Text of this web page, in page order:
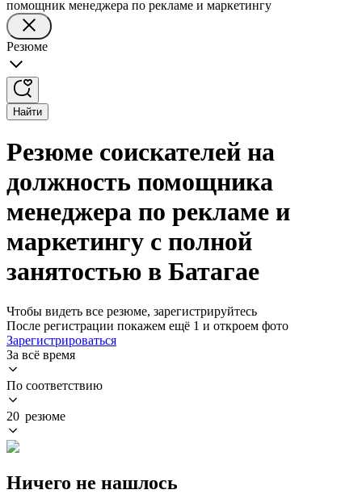
помощник менеджера по рекламе и маркетингу
Резюме
Найти
Резюме соискателей на
должность помощника
менеджера по рекламе и
маркетингу с полной
занятостью в Батагае
Чтобы видеть все резюме, зарегистрируйтесь
После регистрации покажем ещё 1 и откроем фото
Зарегистрироваться
За всё время
По соответствию
20 резюме
Ничего не нашлось